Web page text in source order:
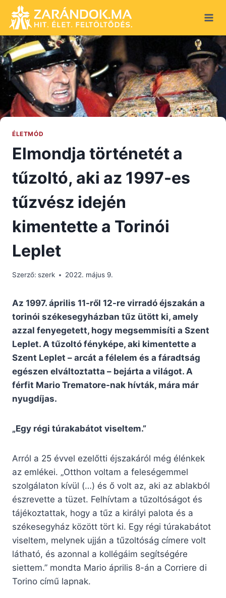
content
ÉLETMÓD
Elmondja történetét a
tűzoltó, aki az 1997-es
tűzvész idején
kimentette a Torinói
Leplet
Szerző: szerk 2022. május 9.
Az 1997. április 11-ről 12-re virradó éjszakán a
torinói székesegyházban tűz ütött ki, amely
azzal fenyegetett, hogy megsemmisíti a Szent
Leplet. A tűzoltó fényképe, aki kimentette a
Szent Leplet – arcát a félelem és a fáradtság
egészen elváltoztatta – bejárta a világot. A
férfit Mario Trematore-nak hívták, mára már
nyugdíjas.
„Egy régi túrakabátot viseltem.”
Arról a 25 évvel ezelőtti éjszakáról még élénkek
az emlékei. „Otthon voltam a feleségemmel
szolgálaton kívül (…) és ő volt az, aki az ablakból
észrevette a tüzet. Felhívtam a tűzoltóságot és
tájékoztattak, hogy a tűz a királyi palota és a
székesegyház között tört ki. Egy régi túrakabátot
viseltem, melynek ujján a tűzoltóság címere volt
látható, és azonnal a kollégáim segítségére
siettem.” mondta Mario április 8-án a Corriere di
Torino című lapnak.